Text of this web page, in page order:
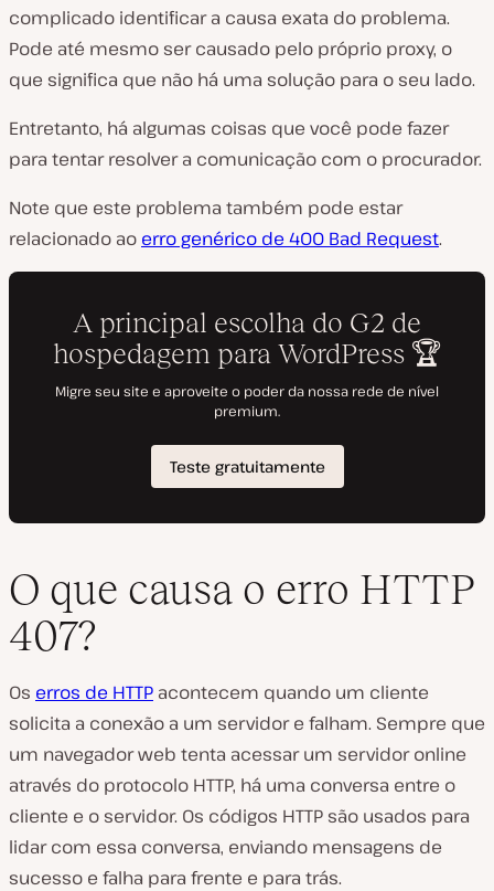
complicado identificar a causa exata do problema.
Pode até mesmo ser causado pelo próprio proxy, o
que significa que não há uma solução para o seu lado.
Entretanto, há algumas coisas que você pode fazer
para tentar resolver a comunicação com o procurador.
Note que este problema também pode estar
relacionado ao erro genérico de 400 Bad Request.
O que causa o erro HTTP
407?
Os erros de HTTP acontecem quando um cliente
solicita a conexão a um servidor e falham. Sempre que
um navegador web tenta acessar um servidor online
através do protocolo HTTP, há uma conversa entre o
cliente e o servidor. Os códigos HTTP são usados para
lidar com essa conversa, enviando mensagens de
sucesso e falha para frente e para trás.